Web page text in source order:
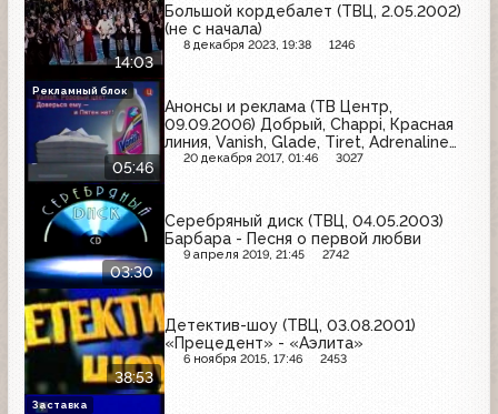
14:03
Большой кордебалет (ТВЦ, 2.05.2002)
(не с начала)
8 декабря 2023, 19:38 1246
05:46
Анонсы и реклама (ТВ Центр,
09.09.2006) Добрый, Chappi, Красная
линия, Vanish, Glade, Tiret, Adrenaline
Rush, Миф
20 декабря 2017, 01:46 3027
Рекламный блок
03:30
Серебряный диск (ТВЦ, 04.05.2003)
Барбара - Песня о первой любви
9 апреля 2019, 21:45 2742
38:53
Детектив-шоу (ТВЦ, 03.08.2001)
«Прецедент» - «Аэлита»
6 ноября 2015, 17:46 2453
Заставка